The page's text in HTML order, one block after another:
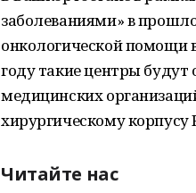
заболеваниями» в
онкологической помощи
году такие центры
медицинских
хирургическому корпусу
Читайте нас